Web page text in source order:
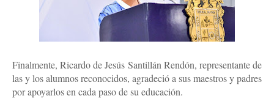
Finalmente, Ricardo de Jesús Santillán Rendón, representante de
las y los alumnos reconocidos, agradeció a sus maestros y padres
por apoyarlos en cada paso de su educación.